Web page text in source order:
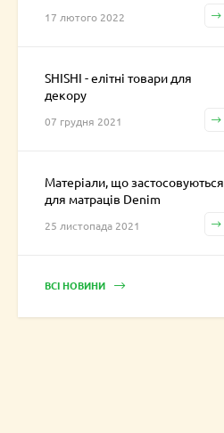
17 лютого 2022
SHISHI - елітні товари для
декору
07 грудня 2021
Матеріали, що застосовуються
для матраців Denim
25 листопада 2021
ВСІ НОВИНИ